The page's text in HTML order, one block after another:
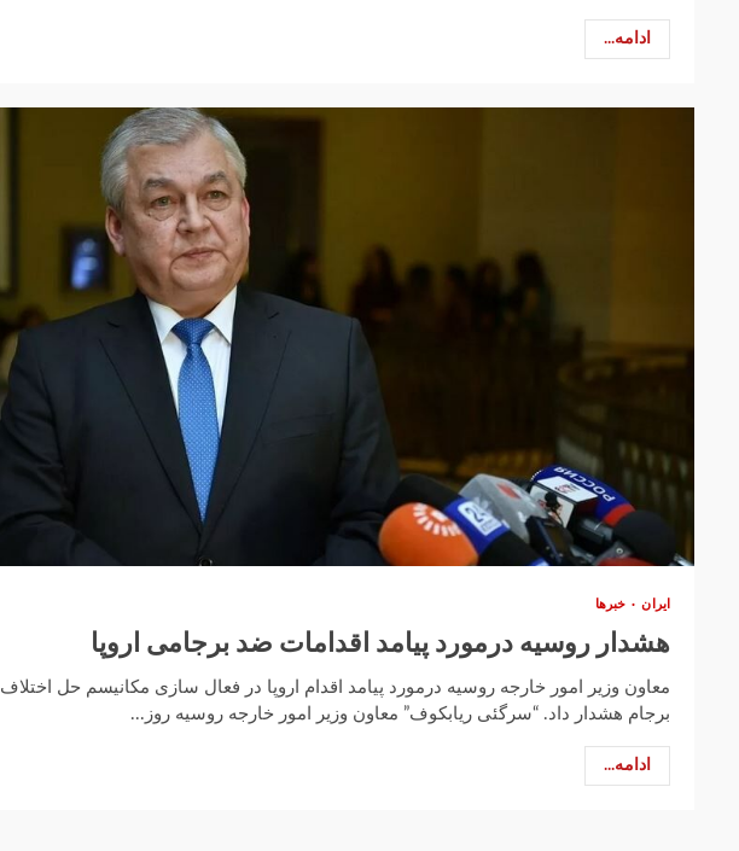
ادامه...
ایران خبرها
هشدار روسیه درمورد پیامد اقدامات ضد برجامی اروپا
معاون وزیر امور خارجه روسیه درمورد پیامد اقدام اروپا در فعال سازی مکانیسم حل اختلاف
برجام هشدار داد. “سرگئی ریابکوف” معاون وزیر امور خارجه روسیه روز...
ادامه...